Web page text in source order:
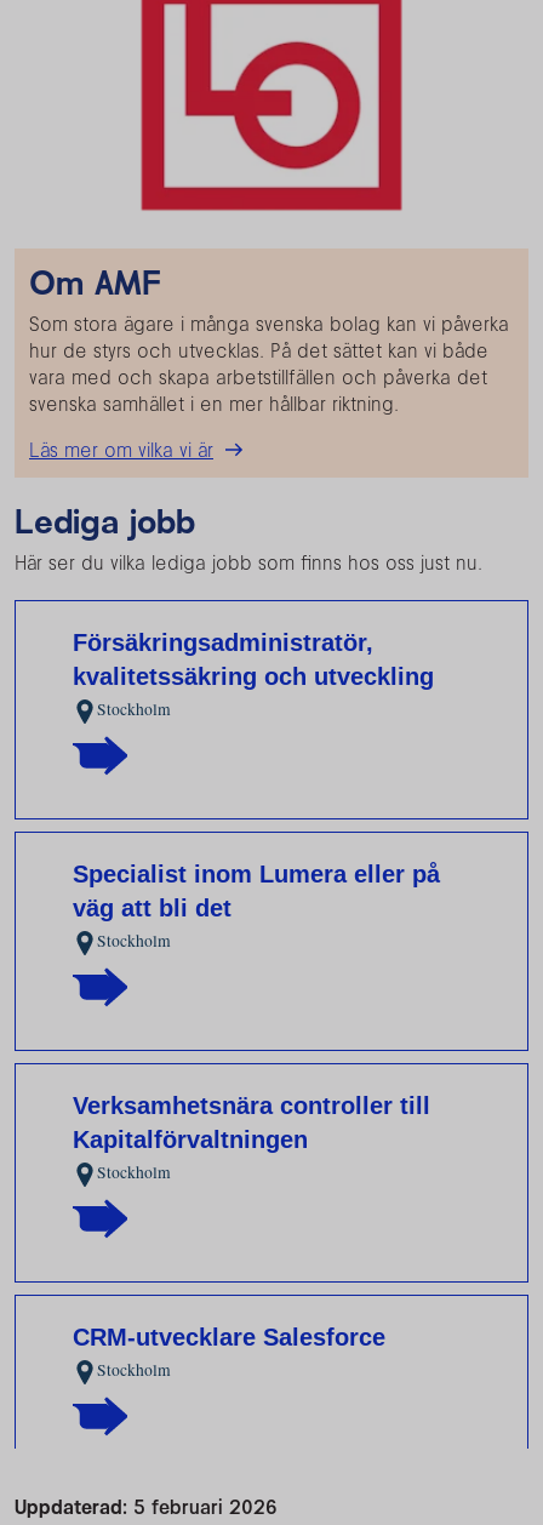
Om AMF
Som stora ägare i många svenska bolag kan vi påverka
hur de styrs och utvecklas. På det sättet kan vi både
vara med och skapa arbetstillfällen och påverka det
svenska samhället i en mer hållbar riktning.
Läs mer om vilka vi är
Lediga jobb
Här ser du vilka lediga jobb som finns hos oss just nu.
Uppdaterad: 5 februari 2026